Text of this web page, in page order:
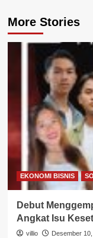
More Stories
EKONOMI BISNIS
Debut
Angkat Isu
villio Desember